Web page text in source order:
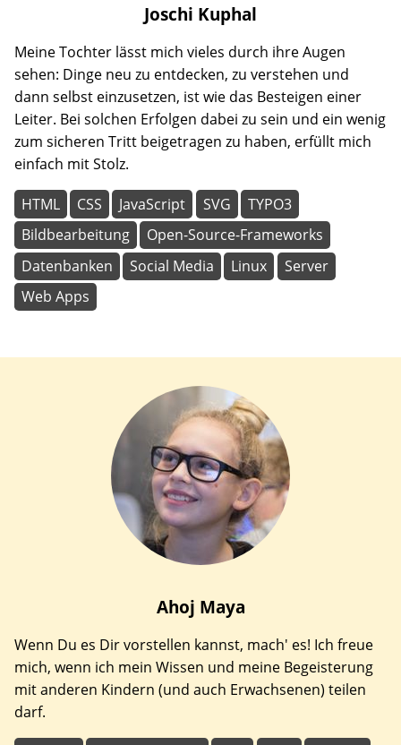
Joschi Kuphal
Meine Tochter lässt mich vieles durch ihre Augen
sehen: Dinge neu zu entdecken, zu verstehen und
dann selbst einzusetzen, ist wie das Besteigen einer
Leiter. Bei solchen Erfolgen dabei zu sein und ein wenig
zum sicheren Tritt beigetragen zu haben, erfüllt mich
einfach mit Stolz.
HTML CSS JavaScript SVG
TYPO3
Bildbearbeitung
Open-Source-Frameworks
Datenbanken
Social Media Linux
Server
Web Apps
Ahoj Maya
Wenn Du es Dir vorstellen kannst, mach' es! Ich freue
mich, wenn ich mein Wissen und meine Begeisterung
mit anderen Kindern (und auch Erwachsenen) teilen
darf.